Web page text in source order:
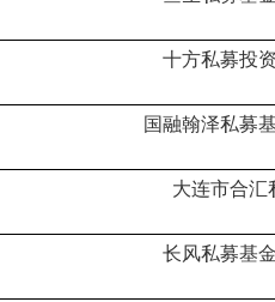
十方私募投
国融翰泽私募
大连市合汇
长风私募基